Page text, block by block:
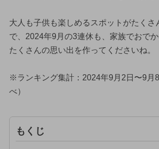
大人も子供も楽しめるスポットがたくさ
で、2024年9月の3連休も、家族でおでか
たくさんの思い出を作ってくださいね。
※ランキング集計：2024年9月2日〜9月
べ）
もくじ